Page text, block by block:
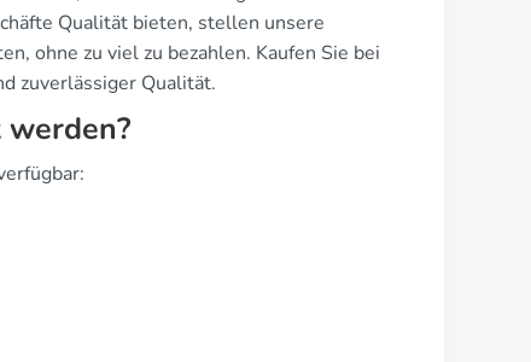
Qualität bieten, stellen unsere
ohne zu viel zu bezahlen. Kaufen Sie bei
zuverlässiger Qualität.